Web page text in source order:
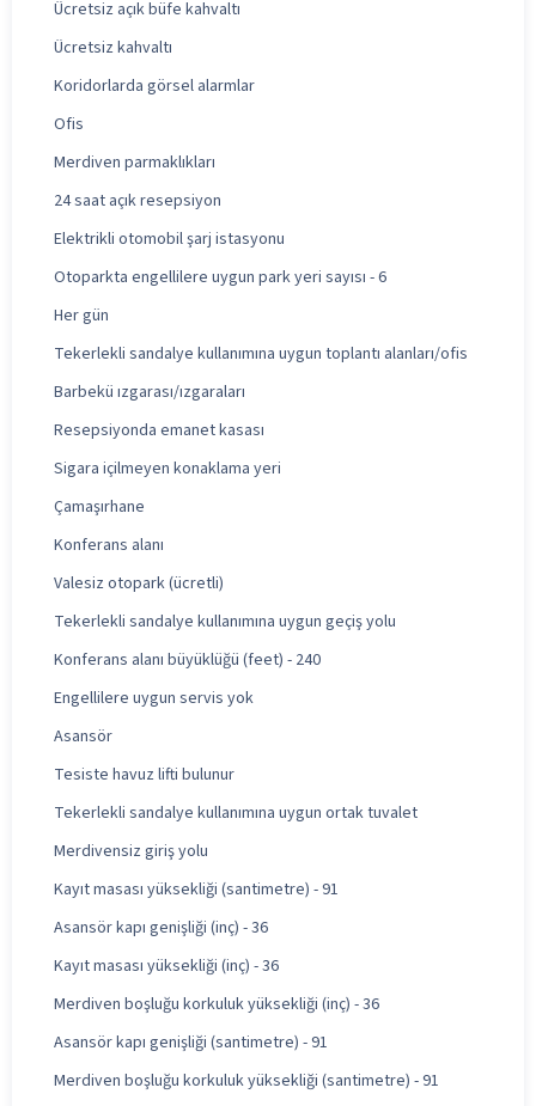
Ücretsiz açık büfe kahvaltı
Ücretsiz kahvaltı
Koridorlarda görsel alarmlar
Ofis
Merdiven parmaklıkları
24 saat açık resepsiyon
Elektrikli otomobil şarj istasyonu
Otoparkta engellilere uygun park yeri sayısı - 6
Her gün
Tekerlekli sandalye kullanımına uygun toplantı alanları/ofis
Barbekü ızgarası/ızgaraları
Resepsiyonda emanet kasası
Sigara içilmeyen konaklama yeri
Çamaşırhane
Konferans alanı
Valesiz otopark (ücretli)
Tekerlekli sandalye kullanımına uygun geçiş yolu
Konferans alanı büyüklüğü (feet) - 240
Engellilere uygun servis yok
Asansör
Tesiste havuz lifti bulunur
Tekerlekli sandalye kullanımına uygun ortak tuvalet
Merdivensiz giriş yolu
Kayıt masası yüksekliği (santimetre) - 91
Asansör kapı genişliği (inç) - 36
Kayıt masası yüksekliği (inç) - 36
Merdiven boşluğu korkuluk yüksekliği (inç) - 36
Asansör kapı genişliği (santimetre) - 91
Merdiven boşluğu korkuluk yüksekliği (santimetre) - 91